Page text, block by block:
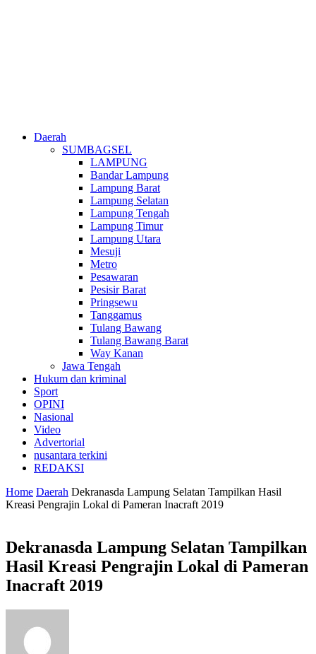
Daerah
SUMBAGSEL
LAMPUNG
Bandar Lampung
Lampung Barat
Lampung Selatan
Lampung Tengah
Lampung Timur
Lampung Utara
Mesuji
Metro
Pesawaran
Pesisir Barat
Pringsewu
Tanggamus
Tulang Bawang
Tulang Bawang Barat
Way Kanan
Jawa Tengah
Hukum dan kriminal
Sport
OPINI
Nasional
Video
Advertorial
nusantara terkini
REDAKSI
Home Daerah Dekranasda Lampung Selatan Tampilkan Hasil
Kreasi Pengrajin Lokal di Pameran Inacraft 2019
Dekranasda Lampung Selatan Tampilkan
Hasil Kreasi Pengrajin Lokal di Pameran
Inacraft 2019